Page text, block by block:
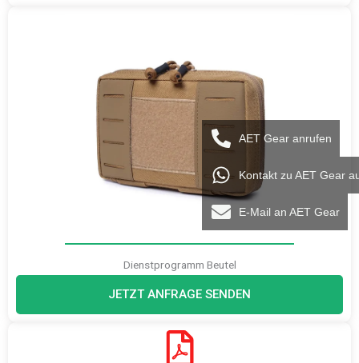
Dienstprogramm Beutel
JETZT ANFRAGE SENDEN
AET Gear anrufen
Kontakt zu AET Gear
E-Mail an AET Gear